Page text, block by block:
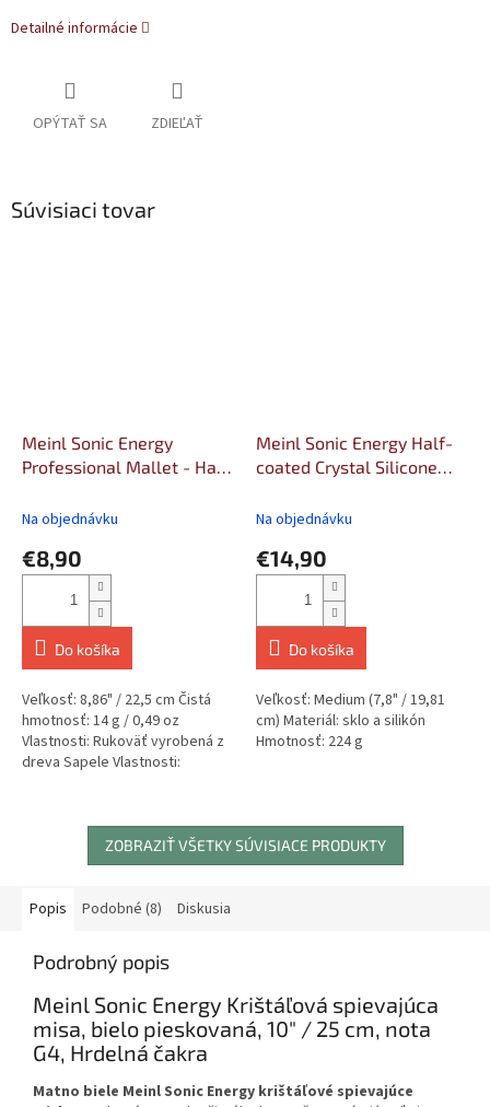
Detailné informácie
OPÝTAŤ SA ZDIEĽAŤ
Súvisiaci tovar
Meinl Sonic Energy
Professional Mallet - Hard
Na objednávku
€8,90
Do košíka
Veľkosť: 8,86" / 22,5 cm Čistá
hmotnosť: 14 g / 0,49 oz
Vlastnosti: Rukoväť vyrobená z
dreva Sapele Vlastnosti:
Meinl Sonic Energy Half-
coated Crystal Silicone
Na objednávku
€14,90
Do košíka
Veľkosť: Medium (7,8" / 19,81
cm) Materiál: sklo a silikón
Hmotnosť: 224 g
ZOBRAZIŤ VŠETKY SÚVISIACE PRODUKTY
Popis Podobné (8) Diskusia
Podrobný popis
Meinl Sonic Energy Krištáľová spievajúca
misa, bielo pieskovaná, 10" / 25 cm, nota
G4, Hrdelná čakra
Matno biele Meinl Sonic Energy krištáľové spievajúce